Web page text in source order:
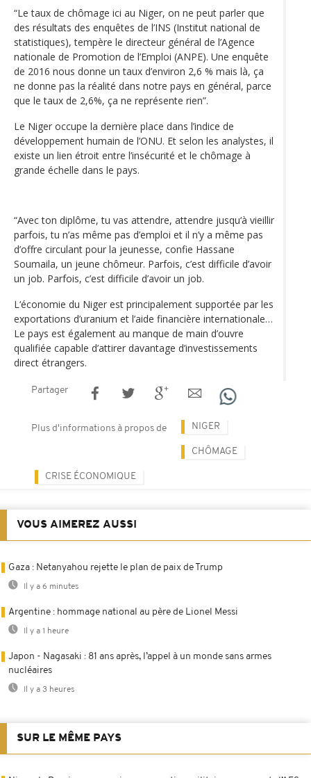
“Le taux de chômage ici au Niger, on ne peut parler que
des résultats des enquêtes de l’INS (Institut national de
statistiques), tempère le directeur général de l’Agence
nationale de Promotion de l’Emploi (ANPE). Une enquête
de 2016 nous donne un taux d’environ 2,6 % mais là, ça
ne donne pas la réalité dans notre pays en général, parce
que le taux de 2,6%, ça ne représente rien”.
Le Niger occupe la dernière place dans l’indice de
développement humain de l’ONU. Et selon les analystes, il
existe un lien étroit entre l’insécurité et le chômage à
grande échelle dans le pays.
“Avec ton diplôme, tu vas attendre, attendre jusqu‘à vieillir
parfois, tu n’as même pas d’emploi et il n’y a même pas
d’offre circulant pour la jeunesse, confie Hassane
Soumaila, un jeune chômeur. Parfois, c’est difficile d’avoir
un job. Parfois, c’est difficile d’avoir un job.
L‘économie du Niger est principalement supportée par les
exportations d’uranium et l’aide financière internationale…
Le pays est également au manque de main d’ouvre
qualifiée capable d’attirer davantage d’investissements
direct étrangers.
Partager
Plus d'informations à propos de NIGER
CHÔMAGE
CRISE ÉCONOMIQUE
VOUS AIMEREZ AUSSI
Gaza : Netanyahou rejette le plan de paix de Trump
Il y a 6 minutes
Argentine : hommage national au père de Lionel Messi
Il y a 1 heure
Japon - Nagasaki : 81 ans après, l’appel à un monde sans armes
nucléaires
Il y a 3 heures
SUR LE MÊME PAYS